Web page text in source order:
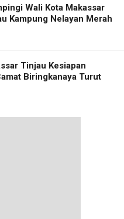
Wali Kota Makassar
Kampung Nelayan Merah
Tinjau Kesiapan
Biringkanaya Turut